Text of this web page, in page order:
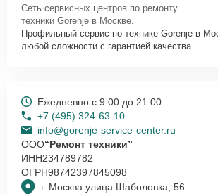
Сеть сервисных центров по ремонту
техники Gorenje в Москве.
Профильный сервис по технике Gorenje в
любой сложности с гарантией качества.
г. Москва улица Шаболовка, 56
Ежедневно с 9:00 до 21:00
+7 (495) 324-63-10
info@gorenje-service-center.ru
ООО“Ремонт техники”
ИНН234789782
ОГРН98742397845098